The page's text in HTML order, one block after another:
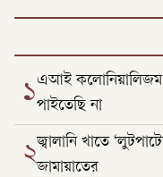
১এআই কলোনিয়ালিজম:
পাইতেছি না
২জ্বালানি খাতে
জামায়াতের